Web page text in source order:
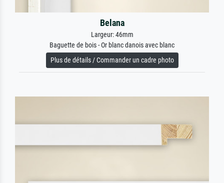
Belana
Largeur: 46mm
Baguette de bois - Or blanc danois avec blanc
Plus de détails / Commander un cadre photo